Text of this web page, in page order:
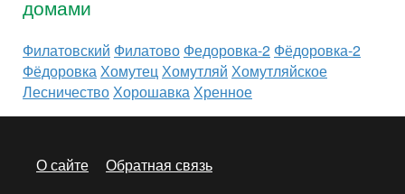
домами
Филатовский Филатово Федоровка-2 Фёдоровка-2
Фёдоровка Хомутец Хомутляй Хомутляйское
Лесничество Хорошавка Хренное
О сайте
Обратная связь